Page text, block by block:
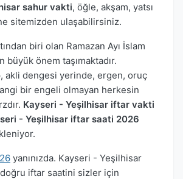
sahur vakti, öğle, akşam, yatsı
sitemizden ulaşabilirsiniz.
biri olan Ramazan Ayı İslam
büyük önem taşımaktadır.
akli dengesi yerinde, ergen, oruç
bir engeli olmayan herkesin
Kayseri - Yeşilhisar iftar vakti
- Yeşilhisar iftar saati 2026
yanınızda. Kayseri - Yeşilhisar
iftar saatini sizler için